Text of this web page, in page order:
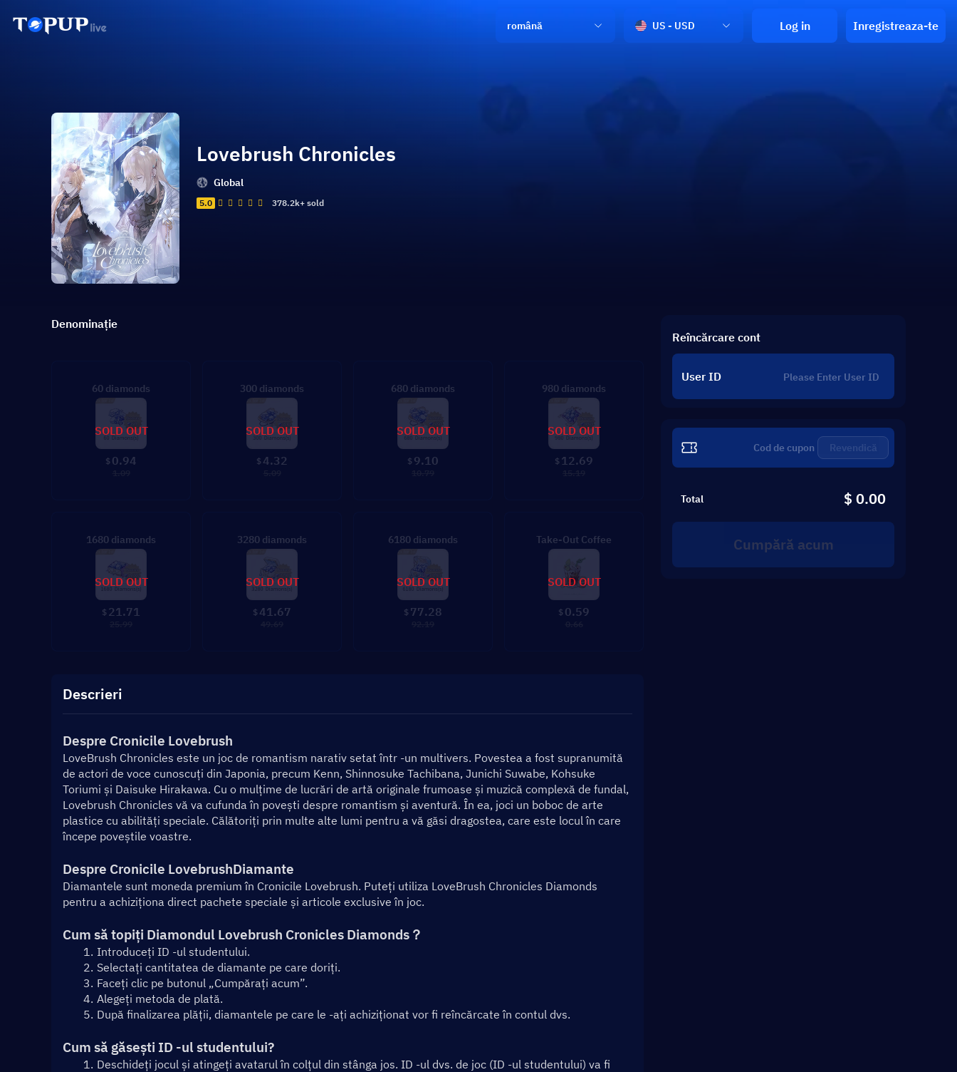
română US - USD Log in Inregistreaza-te
Lovebrush Chronicles
Global
5.0 378.2k+ sold
Denominație
60 diamonds
$ 0.94
SOLD OUT
300 diamonds
$ 4.32
SOLD OUT
680 diamonds
$ 9.10
SOLD OUT
980 diamonds
$ 12.69
SOLD OUT
1680 diamonds
$ 21.71
SOLD OUT
3280 diamonds
$ 41.67
SOLD OUT
6180 diamonds
$ 77.28
SOLD OUT
Take-Out Coffee
$ 0.59
SOLD OUT
Descrieri
Despre Cronicile Lovebrush
LoveBrush Chronicles este un joc de romantism narativ setat într -un multivers. Povestea a fost supranumită
de actori de voce cunoscuți din Japonia, precum Kenn, Shinnosuke Tachibana, Junichi Suwabe, Kohsuke
Toriumi și Daisuke Hirakawa. Cu o mulțime de lucrări de artă originale frumoase și muzică complexă de fundal,
Lovebrush Chronicles vă va cufunda în povești despre romantism și aventură. În ea, joci un boboc de arte
plastice cu abilități speciale. Călătoriți prin multe alte lumi pentru a vă găsi dragostea, care este locul în care
începe poveștile voastre.
Despre Cronicile LovebrushDiamante
Diamantele sunt moneda premium în Cronicile Lovebrush. Puteți utiliza LoveBrush Chronicles Diamonds
pentru a achiziționa direct pachete speciale și articole exclusive în joc.
Cum să topiți Diamondul Lovebrush Cronicles Diamonds？
Introduceți ID -ul studentului.
Selectați cantitatea de diamante pe care doriți.
Faceți clic pe butonul „Cumpărați acum”.
Alegeți metoda de plată.
După finalizarea plății, diamantele pe care le -ați achiziționat vor fi reîncărcate în contul dvs.
Cum să găsești ID -ul studentului?
Deschideți jocul și atingeți avatarul în colțul din stânga jos. ID -ul dvs. de joc (ID -ul studentului) va fi
Reîncărcare cont
User ID
Revendică
Total $ 0.00
Cumpără acum